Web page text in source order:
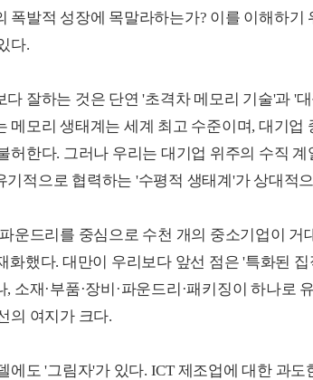
폭발적 성장에 목말라하는가? 이를 이해하기
다.
다 잘하는 것은 단연 '초격차 메모리 기술'과 '
메모리 생태계는 세계 최고 수준이며, 대기
허한다. 그러나 우리는 대기업 위주의 수직
기적으로 협력하는 '수평적 생태계'가 상대적
운드리를 중심으로 수천 개의 중소기업이 거
화했다. 대만이 우리보다 앞선 점은 '특화된
, 소재·부품·장비·파운드리·패키징이 하나로
의 여지가 크다.
에도 '그림자'가 있다. ICT 제조업에 대한 과